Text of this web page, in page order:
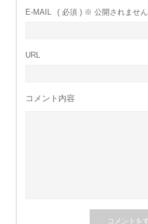
E-MAIL ( 必須 ) ※ 公開されません
URL
コメント内容